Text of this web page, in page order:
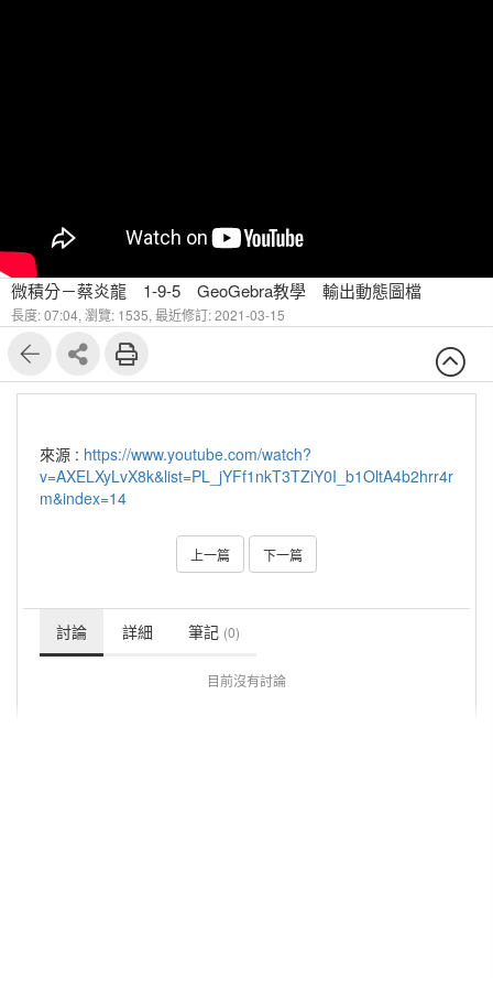
微積分－蔡炎龍 1-9-5 GeoGebra教學 輸出動態圖檔
長度: 07:04, 瀏覽: 1535, 最近修訂: 2021-03-15
來源 : https://www.youtube.com/watch?
v=AXELXyLvX8k&list=PL_jYFf1nkT3TZiY0I_b1OltA4b2hrr4r
m&index=14
上一篇 下一篇
討論 詳細 筆記 (0)
目前沒有討論